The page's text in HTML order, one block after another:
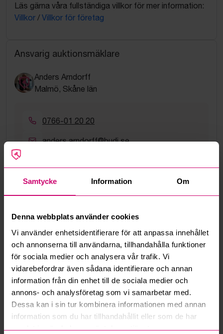
Samtycke Information Om
Denna webbplats använder cookies
Vi använder enhetsidentifierare för att anpassa innehållet
och annonserna till användarna, tillhandahålla funktioner
för sociala medier och analysera vår trafik. Vi
vidarebefordrar även sådana identifierare och annan
information från din enhet till de sociala medier och
annons- och analysföretag som vi samarbetar med.
Dessa kan i sin tur kombinera informationen med annan
information som du har tillhandahållit eller som de har
samlat in när du har använt deras tjänster.
Läs gärna våra fullständiga villkor för mer information:
Villkor / Villkor för företag
Ansvarig auktionsmäklare
Anders Arndorff
Malmö, Skåne län
0766-01 20 20
anders.arndorff@budi.se
4.5
Hur fungerar manuella bud?
Vad innebär serviceavgift?
Vad är ett reservationspris?
Hur fungerar maxbud?
Hur fungerar budmotorn?